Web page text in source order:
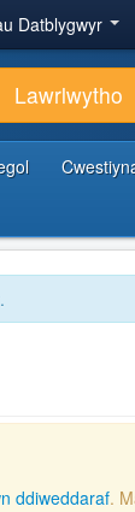
Datblygwyr
Lawrlwytho
ddiweddaraf.